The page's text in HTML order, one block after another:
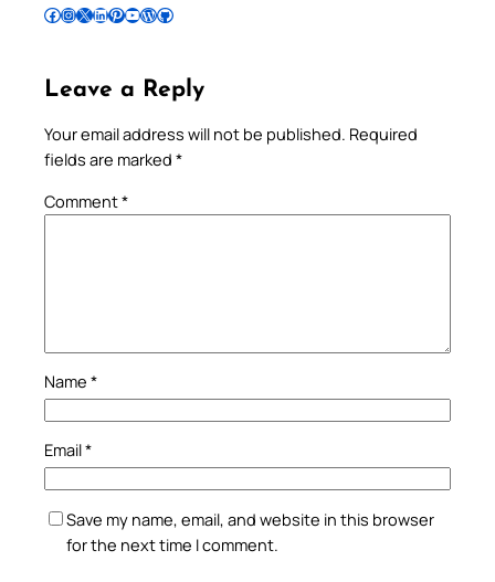
Follow Pradeep on Facebook Follow Pradeep on InstagramFollow Pradeep on X Follow Pradeep on LinkedIn Follow Pradeep on Pinterest Subscribe to Pradeep’s Youtube Channel Follow Pradeep on WordPress Follow Pradeep on GitHub
Leave a Reply
Your email address will not be published. Required
fields are marked *
Comment*
Name *
Email*
Save my name, email, and website in this browser
for the next time I comment.